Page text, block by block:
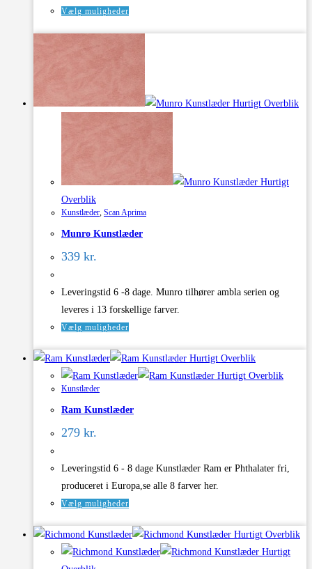
Vælg muligheder
Mulighederne
kan
Hurtigt Overblik
Hurtigt
Overblik
Kunstlæder, Scan Aprima
Munro Kunstlæder
339 kr.
Leveringstid 6 -8 dage. Munro tilhører ambla serien og
leveres i 13 forskellige farver.
Vælg muligheder
har
flere
Mulighederne
på
varesiden
Hurtigt Overblik
Hurtigt Overblik
Kunstlæder
Ram Kunstlæder
279 kr.
Leveringstid 6 - 8 dage Kunstlæder Ram er Phthalater fri,
produceret i Europa,se alle 8 farver her.
Vælg muligheder
har
flere
Hurtigt Overblik
Hurtigt